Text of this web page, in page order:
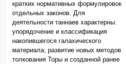
кратких нормативных формулировок
отдельных законов. Для
деятельности таннаев характерны:
упорядочение и классификация
накопившегося галахического
материала; развитие новых методов
толкования Торы и созданной ранее